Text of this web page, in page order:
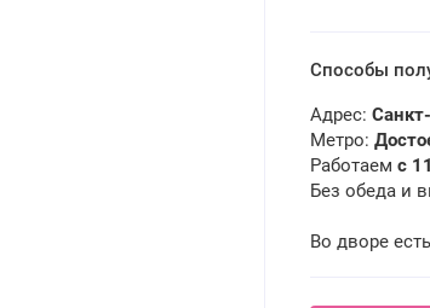
Способы
Адрес:
Метро:
Работаем с
Без обеда и
Во дворе